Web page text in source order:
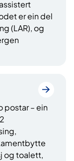
er ein del
(LAR), og
postar – ein
og toalett,